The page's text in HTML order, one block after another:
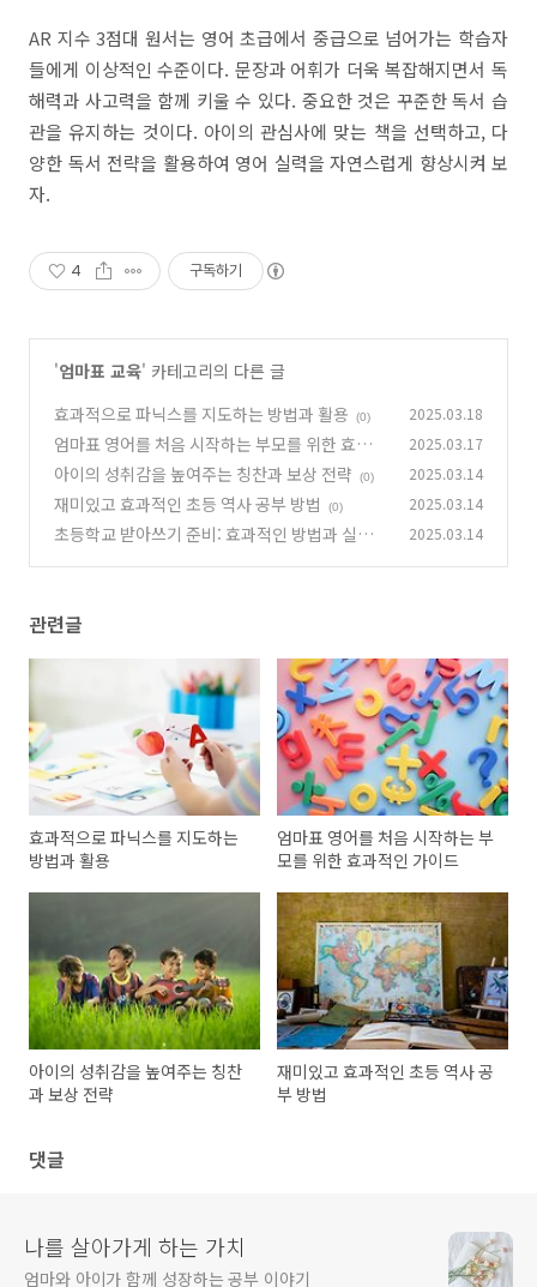
AR 지수 3점대 원서는 영어 초급에서 중급으로 넘어가는 학습자
들에게 이상적인 수준이다. 문장과 어휘가 더욱 복잡해지면서 독
해력과 사고력을 함께 키울 수 있다. 중요한 것은 꾸준한 독서 습
관을 유지하는 것이다. 아이의 관심사에 맞는 책을 선택하고, 다
양한 독서 전략을 활용하여 영어 실력을 자연스럽게 향상시켜 보
자.
4 구독하기
'엄마표 교육' 카테고리의 다른 글
효과적으로 파닉스를 지도하는 방법과 활용
(0) 2025.03.18
엄마표 영어를 처음 시작하는 부모를 위한 효과적
인 가이드
(0)
2025.03.17
아이의 성취감을 높여주는 칭찬과 보상 전략 (0) 2025.03.14
재미있고 효과적인 초등 역사 공부 방법 (0) 2025.03.14
초등학교 받아쓰기 준비: 효과적인 방법과 실천
2025.03.14
관련글
효과적으로 파닉스를 지도하는
방법과 활용
엄마표 영어를 처음 시작하는 부
모를 위한 효과적인 가이드
아이의 성취감을 높여주는 칭찬
과 보상 전략
재미있고 효과적인 초등 역사 공
부 방법
댓글
나를 살아가게 하는 가치
엄마와 아이가 함께 성장하는 공부 이야기